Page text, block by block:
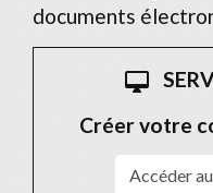
documents
desktop_mac
Créer votre
Accéder